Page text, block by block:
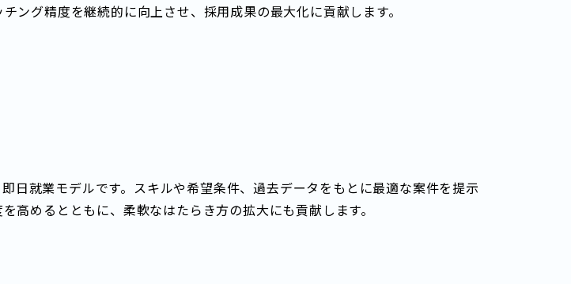
ング精度を継続的に向上させ、採用成果の最大化に貢献します。
日就業モデルです。スキルや希望条件、過去データをもとに最適な案件を提示
高めるとともに、柔軟なはたらき方の拡大にも貢献します。